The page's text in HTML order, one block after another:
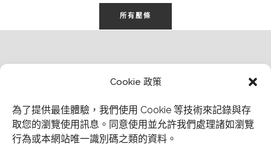
Cookie 政策
為了提供最佳體驗，我們使用 Cookie 等技術來記錄與存
取您的瀏覽使用訊息。 同意使用並允許我們處理諸如瀏覽
行為或本網站唯一識別碼之類的資料。
所有壓條